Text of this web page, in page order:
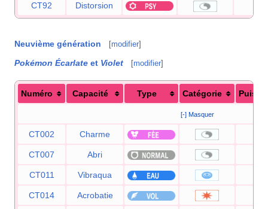
CT92 Distorsion
Neuvième génération [modifier]
Pokémon Écarlate et Violet [modifier]
Numéro Capacité Type Catégorie
[-] Masquer
CT002 Charme
CT007 Abri
CT011 Vibraqua
CT014 Acrobatie